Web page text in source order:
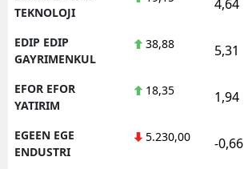
TEKNOLOJI
4,64
EDIP EDIP
GAYRIMENKUL
38,88 5,31
EFOR EFOR
YATIRIM
18,35 1,94
EGEEN EGE
ENDUSTRI
5.230,00 -0,66